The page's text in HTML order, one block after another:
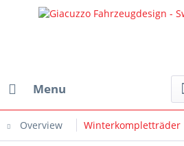
Menu
Overview Winterkompletträder